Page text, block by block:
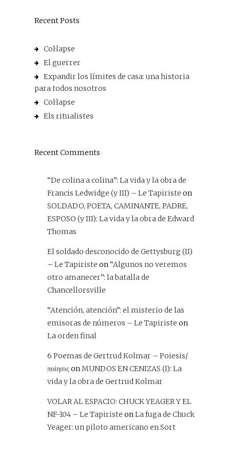
Recent Posts
Col·lapse
El guerrer
Expandir los límites de casa: una historia
para todos nosotros
Col·lapse
Els ritualistes
Recent Comments
“De colina a colina”: La vida y la obra de
Francis Ledwidge (y III) – Le Tapiriste on
SOLDADO, POETA, CAMINANTE, PADRE,
ESPOSO (y III): La vida y la obra de Edward
Thomas
El soldado desconocido de Gettysburg (II)
– Le Tapiriste on“Algunos no veremos
otro amanecer”: la batalla de
Chancellorsville
“Atención, atención”: el misterio de las
emisoras de números – Le Tapiriste on
La orden final
6 Poemas de Gertrud Kolmar – Poiesis/
ποίησις onMUNDOS EN CENIZAS (I): La
vida y la obra de Gertrud Kolmar
VOLAR AL ESPACIO: CHUCK YEAGER Y EL
NF-104 – Le Tapiriste onLa fuga de Chuck
Yeager: un piloto americano en Sort